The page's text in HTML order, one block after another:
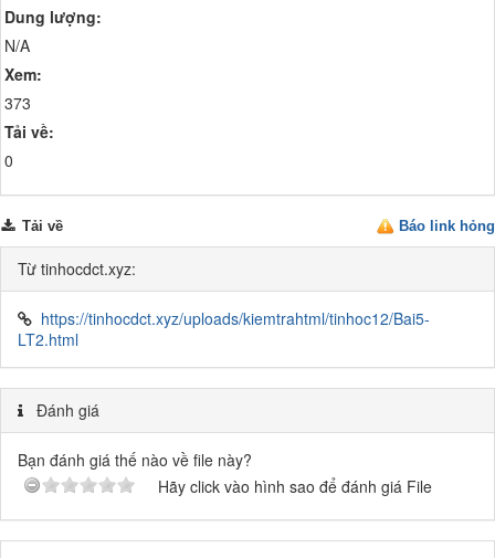
Dung lượng:
N/A
Xem:
373
Tải về:
0
Báo link hỏng
Tải về
Từ tinhocdct.xyz:
https://tinhocdct.xyz/uploads/kiemtrahtml/tinhoc12/Bai5-
LT2.html
Đánh giá
Bạn đánh giá thế nào về file này?
Hãy click vào hình sao để đánh giá File